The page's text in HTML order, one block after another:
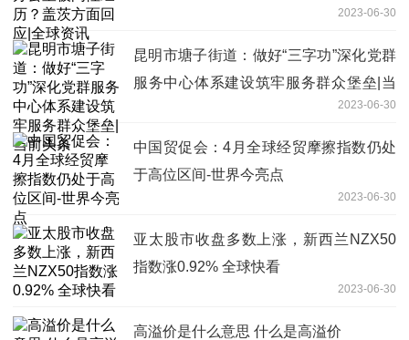
2023-06-30
昆明市塘子街道：做好“三字功”深化党群
服务中心体系建设筑牢服务群众堡垒|当
2023-06-30
中国贸促会：4月全球经贸摩擦指数仍处
于高位区间-世界今亮点
2023-06-30
亚太股市收盘多数上涨，新西兰NZX50
指数涨0.92% 全球快看
2023-06-30
高溢价是什么意思 什么是高溢价